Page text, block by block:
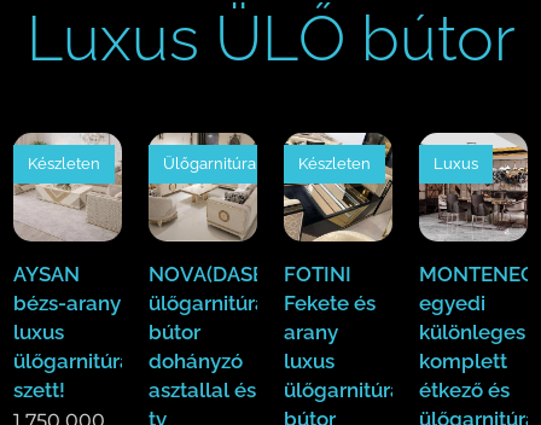
Luxus ÜLŐ bútor
AYSAN
bézs-arany
luxus
ülőgarnitúra
szett!
Készleten
NOVA(DASE)
ülőgarnitúra
bútor
dohányzó
asztallal és
tv
Ülőgarnitúra
FOTINI
Fekete és
arany
luxus
ülőgarnitúra
bútor
Készleten
egyedi
különleges
komplett
étkező és
ülőgarnitúra
Luxus